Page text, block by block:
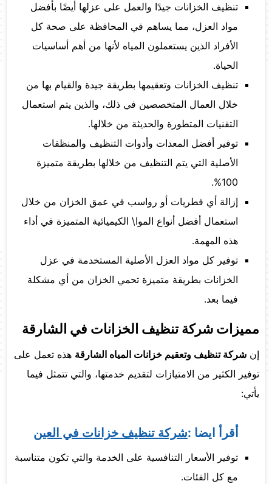
تنظيف الخزانات جيدًا والعمل على عزلها أيضًا بأفضل
مواد العزل، مما يساهم في المحافظة على صحة كل
الأفراد الذين يستعملون المياه لأنها من أهم أساسيات
الحياة.
تنظيف الخزانات وتعقيمها بطريقة جيدة والقيام بها من
خلال العمال المتخصصين في ذلك، والذين يتم استعمال
التقنيات المتطورة والحديثة من خلالها.
توفير أفضل المعدات وأدوات التنظيف والمنظفات
الأصلية التي يتم التنظيف من خلالها بطريقة متميزة
100%.
إزالة أي فطريات أو رواسب في عمق الخزان من خلال
استعمال أفضل أنواع الموا\ الكيميائية المتميزة في أداء
هذه المهمة.
توفير كل مواد العزل الأصلية المستخدمة في عزل
الخزانات بطريقة متميزة تحمي الخزان من أي مشكلة
فيما بعد.
مميزات شركة تنظيف الخزانات في الشارقة
إن شركة تنظيف وتعقيم خزانات المياه الشارقة هذه تعمل على
توفير الكثير من الامتيازات لتقديم خدمتها، والتي تتمثل فيما
يأتي:
أقرأ ايضا :شركة تنظيف خزانات في العين
توفير الأسعار التنافسية على الخدمة والتي تكون متناسبة
مع كل الفئات.